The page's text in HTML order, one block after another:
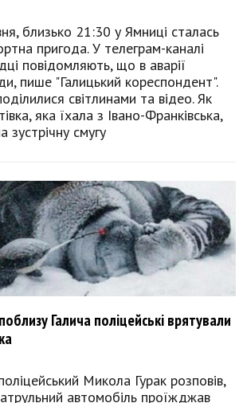
близько 21:30 у Ямниці сталась
пригода. У телеграм-каналі
повідомляють, що в аварії
пише "Галицький кореспондент".
світлинами та відео. Як
яка їхала з Івано-Франківська,
зустрічну смугу
Галича поліцейські врятували
Микола Гурак розповів,
автомобіль проїжджав